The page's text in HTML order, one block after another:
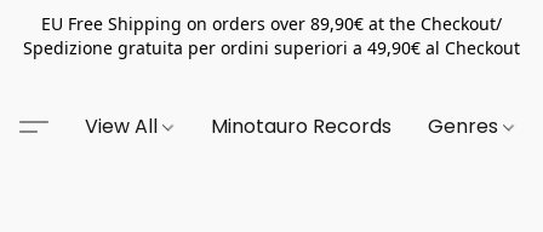
EU Free Shipping on orders over 89,90€ at the Checkout/
Spedizione gratuita per ordini superiori a 49,90€ al Checkout
View All Minotauro Records Genres